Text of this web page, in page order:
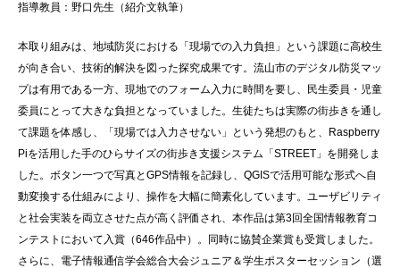
指導教員：野口先生（紹介文執筆）
本取り組みは、地域防災における「現場での入力負担」という課題に高校生
が向き合い、技術的解決を図った探究成果です。流山市のデジタル防災マッ
プは有用である一方、現地でのフォーム入力に時間を要し、民生委員・児童
委員にとって大きな負担となっていました。生徒たちは実際の街歩きを通し
て課題を体感し、「現場では入力させない」という発想のもと、Raspberry
Piを活用した手のひらサイズの街歩き支援システム「STREET」を開発しま
した。ボタン一つで写真とGPS情報を記録し、QGISで活用可能な形式へ自
動変換する仕組みにより、操作を大幅に簡素化しています。ユーザビリティ
と社会実装を両立させた点が高く評価され、本作品は第3回全国情報教育コ
ンテストにおいて入賞（646作品中）。同時に協賛企業賞も受賞しました。
さらに、電子情報通信学会総合大会ジュニア＆学生ポスターセッション（選